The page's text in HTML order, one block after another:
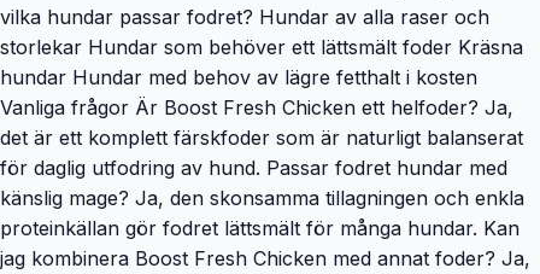
vilka hundar passar fodret? Hundar av alla raser och
storlekar Hundar som behöver ett lättsmält foder Kräsna
hundar Hundar med behov av lägre fetthalt i kosten
Vanliga frågor Är Boost Fresh Chicken ett helfoder? Ja,
det är ett komplett färskfoder som är naturligt balanserat
för daglig utfodring av hund. Passar fodret hundar med
känslig mage? Ja, den skonsamma tillagningen och enkla
proteinkällan gör fodret lättsmält för många hundar. Kan
jag kombinera Boost Fresh Chicken med annat foder? Ja,